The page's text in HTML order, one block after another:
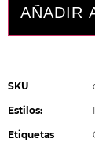
AÑADIR
SKU
Estilos:
Etiquetas